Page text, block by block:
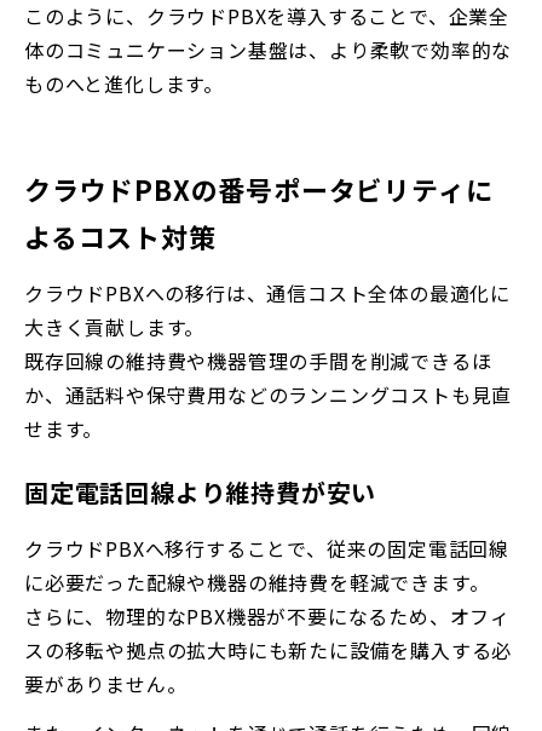
このように、クラウドPBXを導入することで、企業全
体のコミュニケーション基盤は、より柔軟で効率的な
ものへと進化します。
クラウドPBXの番号ポータビリティに
よるコスト対策
クラウドPBXへの移行は、通信コスト全体の最適化に
大きく貢献します。
既存回線の維持費や機器管理の手間を削減できるほ
か、通話料や保守費用などのランニングコストも見直
せます。
固定電話回線より維持費が安い
クラウドPBXへ移行することで、従来の固定電話回線
に必要だった配線や機器の維持費を軽減できます。
さらに、物理的なPBX機器が不要になるため、オフィ
スの移転や拠点の拡大時にも新たに設備を購入する必
要がありません。